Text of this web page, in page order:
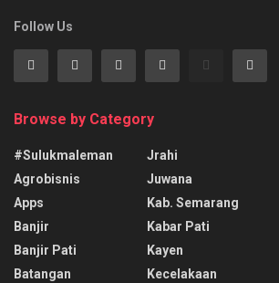
Follow Us
Browse by Category
#sulukmaleman
Agrobisnis
Apps
Banjir
Banjir Pati
Batangan
Jrahi
Juwana
Kab. Semarang
Kabar Pati
Kayen
Kecelakaan